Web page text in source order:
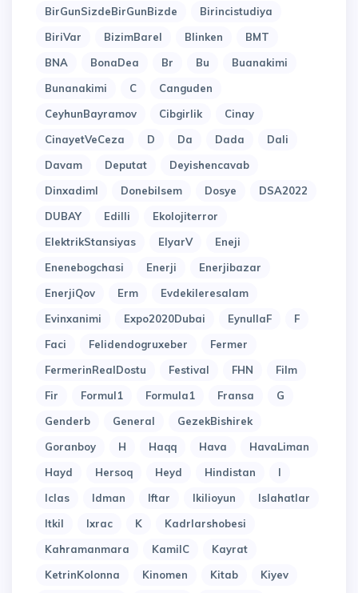
BirGunSizdeBirGunBizde
Birincistudiya
BiriVar
BizimBarel Blinken
BMT
BNA
BonaDea Br Bu
Buanakimi
Bunanakimi
C
Canguden
CeyhunBayramov
Cibgirlik
Cinay
CinayetVeCeza
D Da Dada
Dali
Davam
Deputat
Deyishencavab
Dinxadiml
Donebilsem Dosye
DSA2022
DUBAY
Edilli
Ekolojiterror
ElektrikStansiyas
ElyarV
Eneji
Enenebogchasi
Enerji
Enerjibazar
EnerjiQov
Erm
Evdekileresalam
Evinxanimi
Expo2020Dubai EynullaF
F
Faci
Felidendogruxeber
Fermer
FermerinRealDostu
Festival FHN
Film
Fir
Formul1 Formula1 Fransa
G
Genderb
General
GezekBishirek
Goranboy
H Haqq Hava
HavaLiman
Hayd
Hersoq Heyd Hindistan
I
Iclas
Idman Iftar Ikilioyun
Islahatlar
Itkil
Ixrac K
Kadrlarshobesi
Kahramanmara
KamilC
Kayrat
KetrinKolonna
Kinomen Kitab
Kiyev